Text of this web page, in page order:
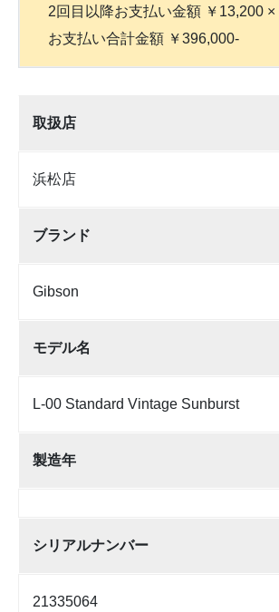
2回目以降お支払い金額 ￥13,200 ×
お支払い合計金額 ￥396,000-
取扱店
浜松店
ブランド
Gibson
モデル名
L-00 Standard Vintage Sunburst
製造年
シリアルナンバー
21335064